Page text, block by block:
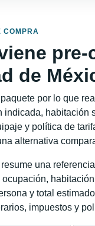
COMPRA
de
por lo que
indicada, habitación
y política de
alternativa
una
y total
impuestos y